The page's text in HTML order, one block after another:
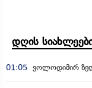
დღის
01:05 ვოლოდიმირ